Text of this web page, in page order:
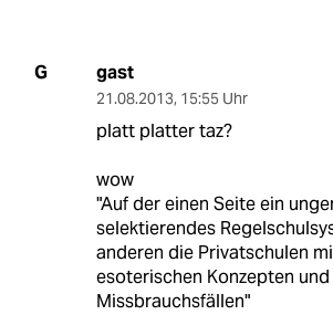
G gast
21.08.2013, 15:55 Uhr
platt platter taz?
wow
"Auf der einen Seite ein
selektierendes
anderen die Privatschulen
esoterischen Konzepten und
Missbrauchsfällen"